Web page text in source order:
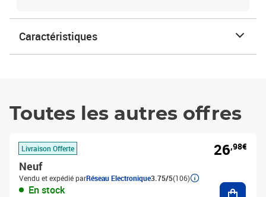
Caractéristiques
Toutes les autres offres
Livraison Offerte
Neuf
Vendu et expédié parRéseau Electronique3.75/5(106)
En stock
26,98€